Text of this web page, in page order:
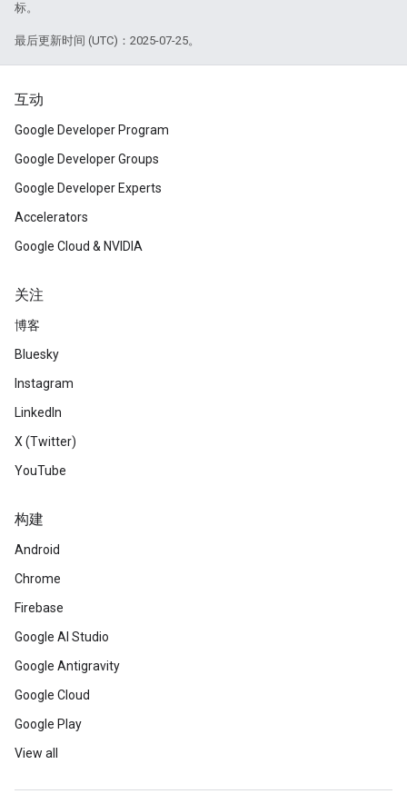
标。
最后更新时间 (UTC)：2025-07-25。
互动
Google Developer Program
Google Developer Groups
Google Developer Experts
Accelerators
Google Cloud & NVIDIA
关注
博客
Bluesky
Instagram
LinkedIn
X (Twitter)
YouTube
构建
Android
Chrome
Firebase
Google AI Studio
Google Antigravity
Google Cloud
Google Play
View all